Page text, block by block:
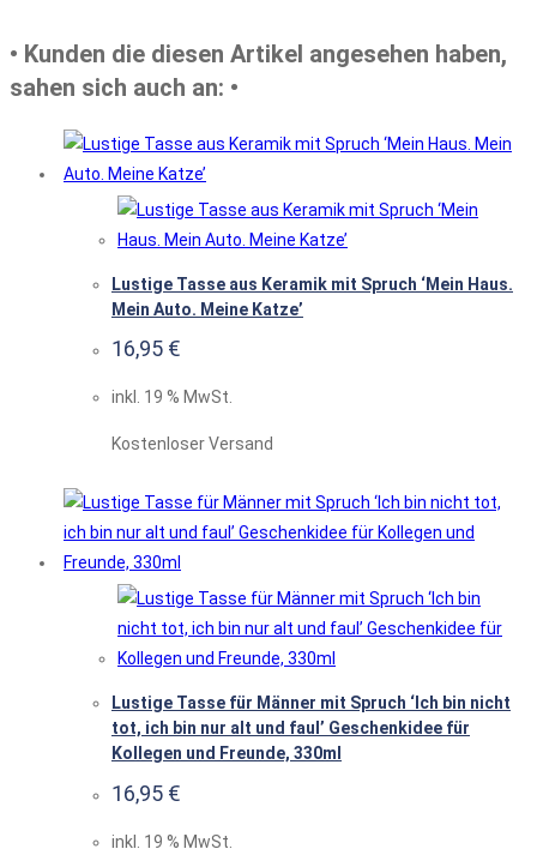
• Kunden die diesen Artikel angesehen haben,
sahen sich auch an: •
Lustige Tasse aus Keramik mit Spruch ‘Mein Haus.
Mein Auto. Meine Katze’
16,95 €
inkl. 19 % MwSt.
Kostenloser Versand
Lustige Tasse für Männer mit Spruch ‘Ich bin nicht
tot, ich bin nur alt und faul’ Geschenkidee für
Kollegen und Freunde, 330ml
16,95 €
inkl. 19 % MwSt.